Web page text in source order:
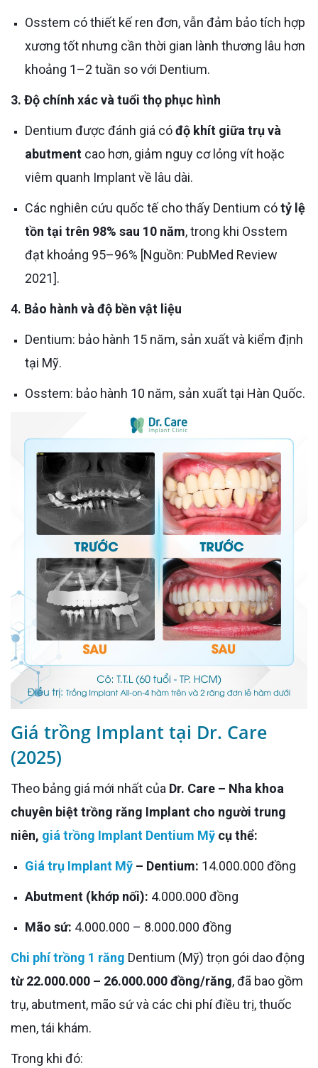
Osstem có thiết kế ren đơn, vẫn đảm bảo tích hợp
xương tốt nhưng cần thời gian lành thương lâu hơn
khoảng 1–2 tuần so với Dentium.
3. Độ chính xác và tuổi thọ phục hình
Dentium được đánh giá cóđộ khít giữa trụ và
abutment cao hơn, giảm nguy cơ lỏng vít hoặc
viêm quanh Implant về lâu dài.
Các nghiên cứu quốc tế cho thấy Dentium cótỷ lệ
tồn tại trên 98% sau 10 năm, trong khi Osstem
đạt khoảng 95–96% [Nguồn: PubMed Review
2021].
4. Bảo hành và độ bền vật liệu
Dentium: bảo hành 15 năm, sản xuất và kiểm định
tại Mỹ.
Osstem: bảo hành 10 năm, sản xuất tại Hàn Quốc.
Giá trồng Implant tại Dr. Care
(2025)
Theo bảng giá mới nhất của Dr. Care – Nha khoa
chuyên biệt trồng răng Implant cho người trung
niên, giá trồng Implant Dentium Mỹ cụ thể:
Giá trụ Implant Mỹ – Dentium: 14.000.000 đồng
Abutment (khớp nối): 4.000.000 đồng
Mão sứ: 4.000.000 – 8.000.000 đồng
Chi phí trồng 1 răng Dentium (Mỹ) trọn gói dao động
từ 22.000.000 – 26.000.000 đồng/răng, đã bao gồm
trụ, abutment, mão sứ và các chi phí điều trị, thuốc
men, tái khám.
Trong khi đó: